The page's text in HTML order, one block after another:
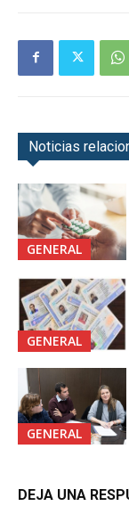
Noticias
GENERAL
GENERAL
GENERAL
DEJA UNA